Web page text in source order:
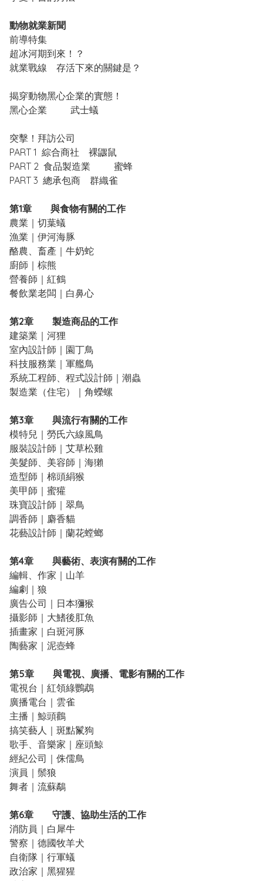
動物就業新聞
前導特集
超冰河期到來！？
就業戰線 存活下來的關鍵是？
揭穿動物黑心企業的實態！
黑心企業 武士蟻
突擊！拜訪公司
PART 1 綜合商社 裸鼴鼠
PART 2 食品製造業 蜜蜂
PART 3 總承包商 群織雀
第1章 與食物有關的工作
農業｜切葉蟻
漁業｜伊河海豚
酪農、畜產｜牛奶蛇
廚師｜棕熊
營養師｜紅鶴
餐飲業老闆｜白鼻心
第2章 製造商品的工作
建築業｜河狸
室內設計師｜園丁鳥
科技服務業｜軍艦鳥
系統工程師、程式設計師｜潮蟲
製造業（住宅）｜角蠑螺
第3章 與流行有關的工作
模特兒｜勞氏六線風鳥
服裝設計師｜艾草松雞
美髮師、美容師｜海獺
造型師｜棉頭絹猴
美甲師｜蜜獾
珠寶設計師｜翠鳥
調香師｜麝香貓
花藝設計師｜蘭花螳螂
第4章 與藝術、表演有關的工作
編輯、作家｜山羊
編劇｜狼
廣告公司｜日本獼猴
攝影師｜大鰭後肛魚
插畫家｜白斑河豚
陶藝家｜泥壺蜂
第5章 與電視、廣播、電影有關的工作
電視台｜紅領綠鸚鵡
廣播電台｜雲雀
主播｜鯨頭鸛
搞笑藝人｜斑點鬣狗
歌手、音樂家｜座頭鯨
經紀公司｜侏儒鳥
演員｜鬃狼
舞者｜流蘇鷸
第6章 守護、協助生活的工作
消防員｜白犀牛
警察｜德國牧羊犬
自衛隊｜行軍蟻
政治家｜黑猩猩